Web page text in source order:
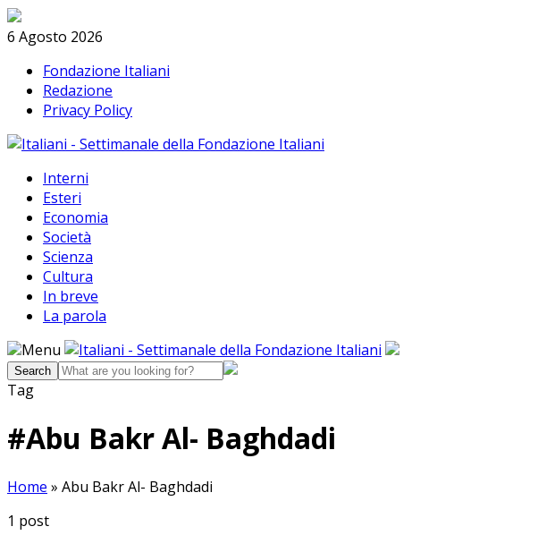
Skip
to
Search
6 Agosto 2026
Fondazione Italiani
Redazione
Privacy Policy
Interni
Esteri
Economia
Società
Scienza
Cultura
In breve
La parola
Menu
Tag
#Abu Bakr Al- Baghdadi
Home » Abu Bakr Al- Baghdadi
1 post